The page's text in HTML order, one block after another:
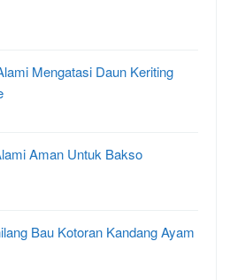
Mengatasi Daun Keriting
Aman Untuk Bakso
Bau Kotoran Kandang Ayam